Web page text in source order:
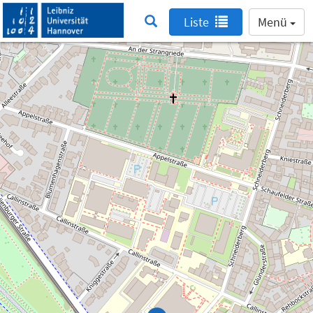
Liste Menü
Suche nach einem Lernraum deaktiviert
Suche nach einem Lernraum ist nur innerhalb
des Netzwerks der Leibniz Universität Hannover
möglich. Deshalb haben wir diese Funktion
deaktiviert.